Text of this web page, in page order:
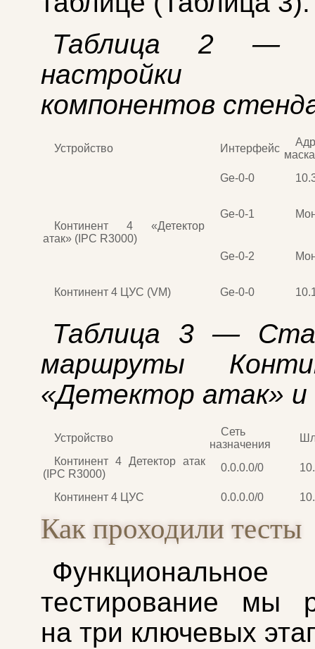
Таблица 2 —
настройки
компонентов
Устройство Интерфейс
маска
Континент 4 «Детектор
атак» (IPC R3000)
Ge-0-0
Ge-0-1
Ge-0-2
Континент 4 ЦУС (VM) Ge-0-0
Таблица 3 —
маршруты
«Детектор атак»
Устройство
Сеть
назначения
Континент 4 Детектор атак
(IPC R3000)
0.0.0.0/0
Континент 4 ЦУС 0.0.0.0/0
Как проходили тесты
Функциональное
тестирование мы
на три ключевых